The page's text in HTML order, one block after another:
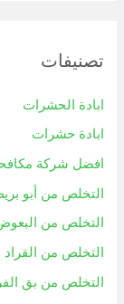
تصنيفات
ابادة الحشرات
ابادة حشرات
افضل شركة
التخلص من أبو
التخلص من
التخلص من القراد
التخلص من بق